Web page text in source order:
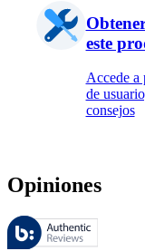
este
Accede a
de
consejos
Opiniones
Estas reseñas las